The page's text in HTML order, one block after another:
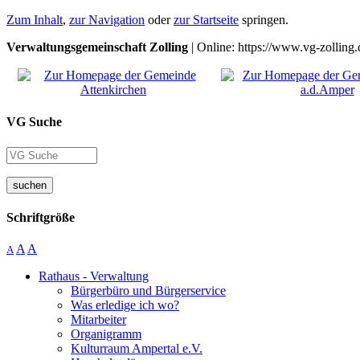
Zum Inhalt, zur Navigation oderzur Startseite springen.
Verwaltungsgemeinschaft Zolling | Online: https://www.vg-
VG Suche
suchen
Schriftgröße
A A A
Rathaus - Verwaltung
Bürgerbüro und Bürgerservice
Was erledige ich wo?
Mitarbeiter
Organigramm
Kulturraum Ampertal e.V.